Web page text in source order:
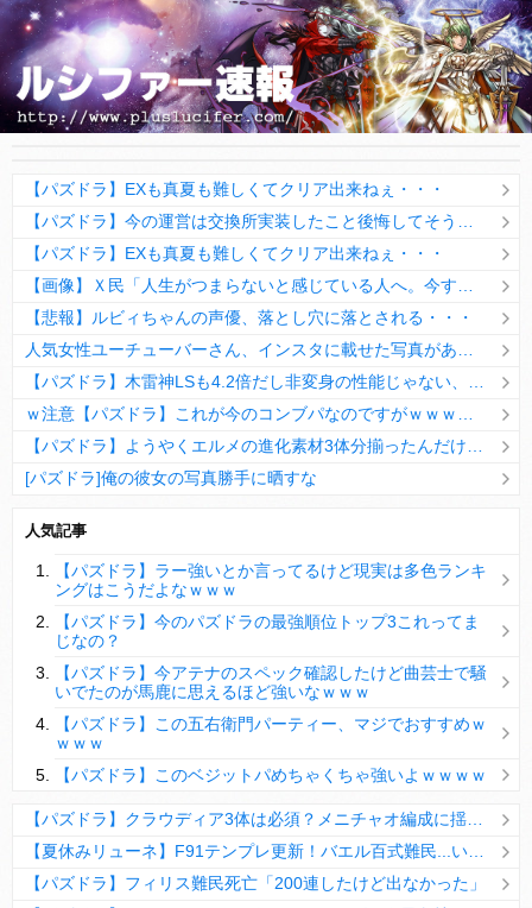
【パズドラ】EXも真夏も難しくてクリア出来ねぇ・・・
【パズドラ】EXも真夏も難しくてクリア出来ねぇ・・・
【悲報】ルビィちゃんの声優、落とし穴に落とされる・・・
[パズドラ]俺の彼女の写真勝手に晒すな
【パズドラ】陣とか覚醒大小の方がええやろか？
ＤｅＮＡ山崎憲晴 左膝靭帯の手術を無事に終了
Powered by livedoor 相互RSS
人気記事
【パズドラ】ラー強いとか言ってるけど現実は多色ランキ
ングはこうだよなｗｗｗ
【パズドラ】今のパズドラの最強順位トップ3これってま
じなの？
【パズドラ】今アテナのスペック確認したけど曲芸士で騒
いでたのが馬鹿に思えるほど強いなｗｗｗ
【パズドラ】この五右衛門パーティー、マジでおすすめｗ
ｗｗｗ
【パズドラ】このベジットパめちゃくちゃ強いよｗｗｗｗ
【パズドラ】フィリス難民死亡「200連したけど出なかった」